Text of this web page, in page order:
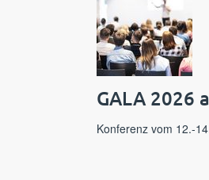
GALA 2026
Konferenz vom 12.-